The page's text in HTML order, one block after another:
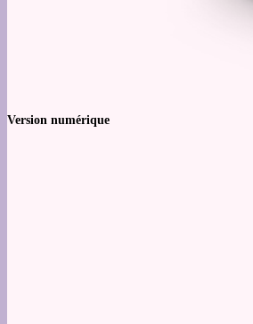
Version numérique